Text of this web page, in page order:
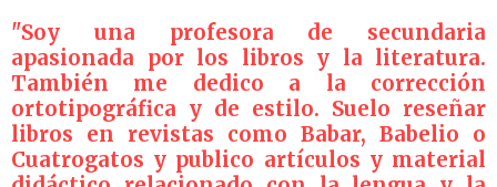
"Soy una profesora de
secundaria
apasionada
por los libros y la literatura.
También me dedico a la
corrección
ortotipográfica y de estilo. Suelo reseñar
libros
en revistas como Babar, Babelio o
Cuatrogatos y publico artículos y material